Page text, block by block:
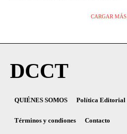
CARGAR MÁS
DCCT
QUIÉNES SOMOS Política Editorial
Términos y condiones Contacto